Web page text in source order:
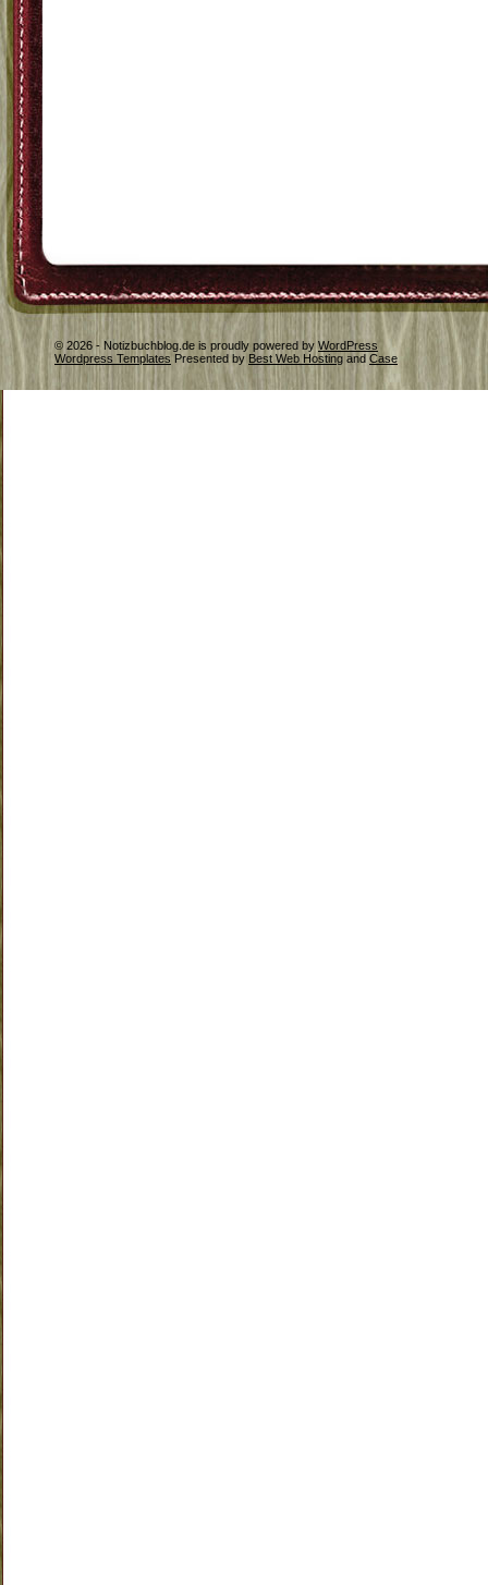
© 2026 - Notizbuchblog.de is proudly powered by WordPress
Wordpress Templates Presented by Best Web Hosting and Case